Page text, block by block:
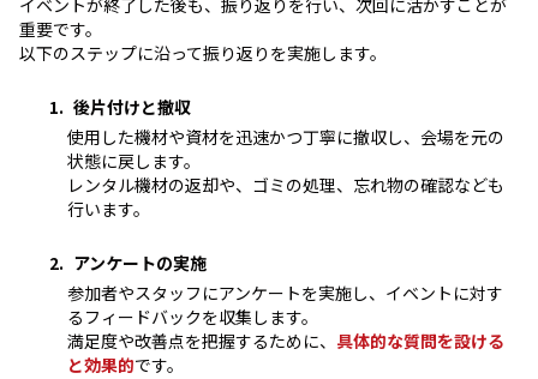
イベントが終了した後も、振り返りを行い、次回に活かすことが
重要です。
以下のステップに沿って振り返りを実施します。
後片付けと撤収
使用した機材や資材を迅速かつ丁寧に撤収し、会場を元の
状態に戻します。
レンタル機材の返却や、ゴミの処理、忘れ物の確認なども
行います。
アンケートの実施
参加者やスタッフにアンケートを実施し、イベントに対す
るフィードバックを収集します。
満足度や改善点を把握するために、 具体的な質問を設ける
と効果的です。